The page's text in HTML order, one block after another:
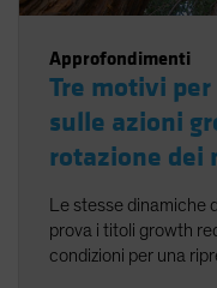
Approfondimenti
Tre motivi
sulle azioni
rotazione dei
Le stesse dinamiche
prova i titoli growth
condizioni per una